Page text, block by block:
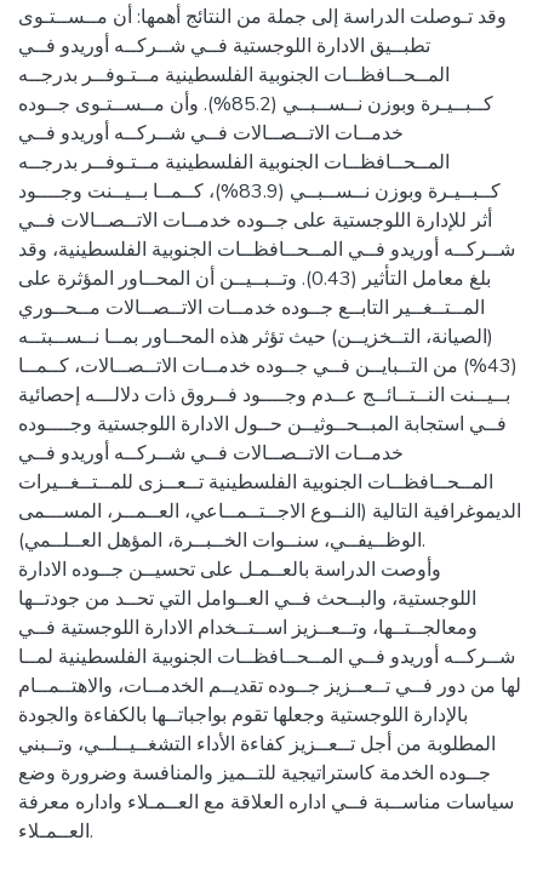
وقد تـوصلت الدراسة إلى جملة من النتائج أهمها: أن مــســتـوى
تطبــيق الادارة اللوجستية فــي شــركــه أوريدو فــي
المــحــافظــات الجنوبية الفلسطينية مــتـوفــر بدرجــه
كــبــيـرة وبوزن نــســبــي (85.2%). وأن مــســتـوى جــوده
خدمــات الاتــصــالات فــي شــركــه أوريدو فــي
المــحــافظــات الجنوبية الفلسطينية مــتـوفــر بدرجــه
كــبــيـرة وبوزن نــســبــي (83.9%)، كــمــا بــيــنت وجــــود
أثر للإدارة اللوجستية على جــوده خدمــات الاتــصــالات فــي
شــركــه أوريدو فــي المــحــافظــات الجنوبية الفلسطينية، وقد
بلغ معامل التأثير (0.43). وتــبــيــن أن المحــاور المؤثرة على
المــتــغــير التابــع جــوده خدمــات الاتــصــالات مــحــوري
(الصيانة، التــخزيــن) حيث تؤثر هذه المحــاور بمــا نــســبتــه
(43%) من التــبايــن فــي جــوده خدمــات الاتــصــالات، كــمــا
بــيــنت النــتــائــج عــدم وجــــود فــروق ذات دلالـــه إحصائية
فــي استجابة المبــحــوثيــن حــول الادارة اللوجستية وجــــوده
خدمــات الاتــصــالات فــي شــركــه أوريدو فــي
المــحــافظــات الجنوبية الفلسطينية تــعــزى للمــتــغــيرات
الديموغرافية التالية (النــوع الاجــتــمــاعي، العــمــر، المســـمى
الوظــيفــي، سنــوات الخــبــرة، المؤهل العــلــمي).
وأوصت الدراسة بالعــمـل على تحسيــن جــوده الادارة
اللوجستية، والبــحث فــي العــوامل التي تحــد من جودتــها
ومعالجــتــها، وتــعــزيز اســتــخدام الادارة اللوجستية فــي
شــركــه أوريدو فــي المــحــافظــات الجنوبية الفلسطينية لمــا
لها من دور فــي تــعــزيز جــوده تقديــم الخدمــات، والاهتــمــام
بالإدارة اللوجستية وجعلها تقوم بواجباتــها بالكفاءة والجودة
المطلوبة من أجل تــعــزيز كفاءة الأداء التشغــيــلــي، وتــبني
جــوده الخدمة كاستراتيجية للتــميز والمنافسة وضرورة وضع
سياسات مناســبة فــي اداره العلاقة مع العــمـلاء واداره معرفة
العــمـلاء.